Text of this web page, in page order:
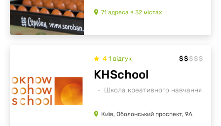
71 адреса в 32 містах
4 1 відгук $$ $ $ $
Школа креативного навчання
KHSchool
Київ, Оболонський проспект, 9А